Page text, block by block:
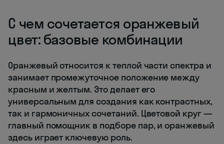
С чем сочетается оранжевый
цвет: базовые комбинации
Оранжевый относится к теплой части спектра и
занимает промежуточное положение между
красным и желтым. Это делает его
универсальным для создания как контрастных,
так и гармоничных сочетаний. Цветовой круг —
главный помощник в подборе пар, и оранжевый
здесь играет ключевую роль.